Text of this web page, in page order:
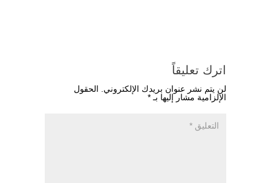
اترك تعليقاً
لن يتم نشر عنوان بريدك الإلكتروني.
الحقول
الإلزامية مشار إليها بـ *